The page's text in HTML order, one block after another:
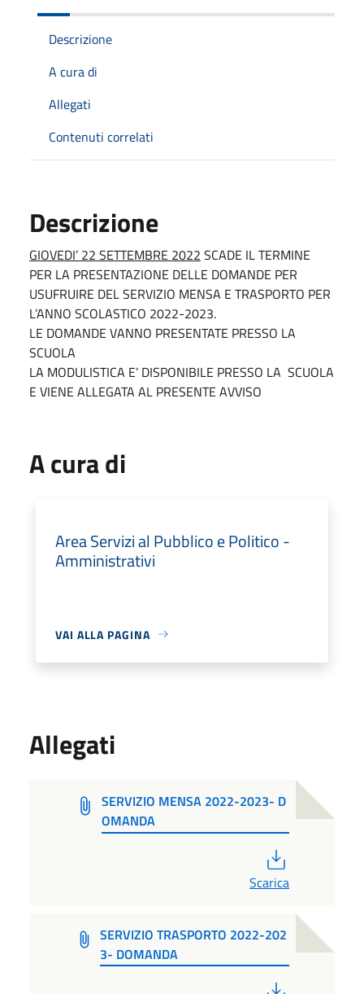
Descrizione
A cura di
Allegati
Contenuti correlati
Descrizione
GIOVEDI’ 22 SETTEMBRE 2022 SCADE IL TERMINE
PER LA PRESENTAZIONE DELLE DOMANDE PER
USUFRUIRE DEL SERVIZIO MENSA E TRASPORTO PER
L’ANNO SCOLASTICO 2022-2023.
LE DOMANDE VANNO PRESENTATE PRESSO LA
SCUOLA
LA MODULISTICA E’ DISPONIBILE PRESSO LA SCUOLA
E VIENE ALLEGATA AL PRESENTE AVVISO
A cura di
Area Servizi al Pubblico e Politico -
Amministrativi
VAI ALLA PAGINA
Allegati
SERVIZIO MENSA 2022-2023- D
OMANDA
Scarica
SERVIZIO TRASPORTO 2022-202
3- DOMANDA